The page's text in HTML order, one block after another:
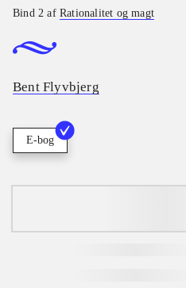
Bind 2 afRationalitet og magt
Bent Flyvbjerg
E-bog